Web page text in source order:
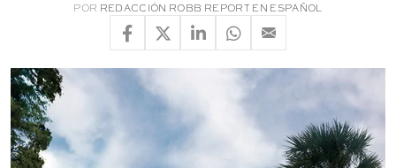
POR REDACCIÓN ROBB REPORT EN ESPAÑOL